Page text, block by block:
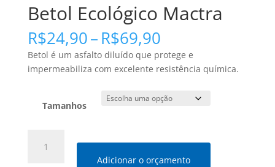
Betol Ecológico Mactra
R$24,90–R$69,90Faixa
de
preço:
R$24,90
através
R$69,90
Betol é um asfalto diluído que protege e
impermeabiliza com excelente resistência química.
Tamanhos
Ecológico
Adicionar o orçamento